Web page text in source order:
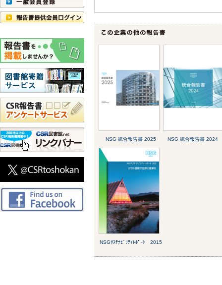
NSG 統合報告書 2025 NSG 統合報告書 2024
NSGｻｽﾃﾅﾋﾞﾘﾃｨﾚﾎﾟｰﾄ 2015